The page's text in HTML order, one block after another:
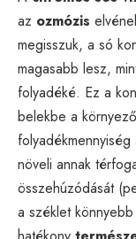
az ozmózis
megisszuk, a só
magasabb lesz,
folyadéké. Ez a
belekbe a
növeli annak
összehúzódását
a széklet